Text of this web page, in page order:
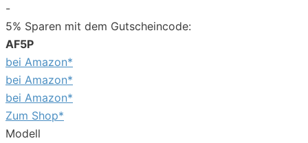
-
5% Sparen mit dem Gutscheincode:
AF5P
bei Amazon*
bei Amazon*
bei Amazon*
Zum Shop*
Modell